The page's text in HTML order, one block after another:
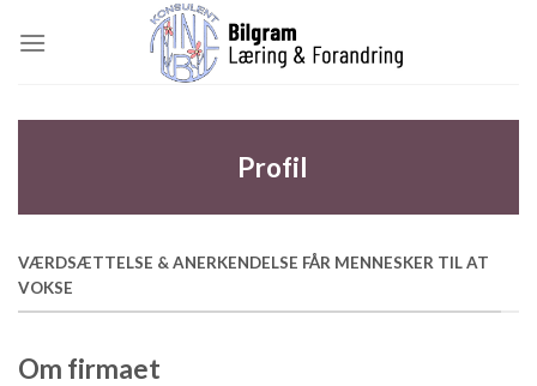
Profil
VÆRDSÆTTELSE & ANERKENDELSE FÅR MENNESKER TIL AT
VOKSE
Om firmaet